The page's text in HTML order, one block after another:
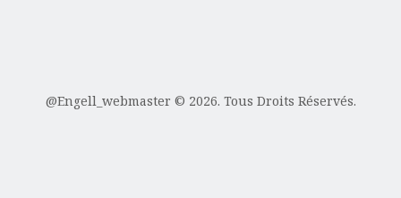
@Engell_webmaster © 2026. Tous Droits Réservés.